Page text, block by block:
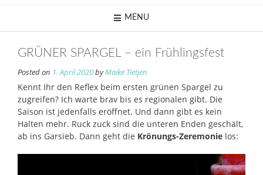
MENU
GRÜNER SPARGEL – ein Frühlingsfest
Posted on 1. April 2020byMaike Tietjen
Kennt Ihr den Reflex beim ersten grünen Spargel zu
zugreifen? Ich warte brav bis es regionalen gibt. Die
Saison ist jedenfalls eröffnet. Und dann gibt es kein
Halten mehr. Ruck zuck sind die unteren Enden geschält,
ab ins Garsieb. Dann geht die Krönungs-Zeremonie los: